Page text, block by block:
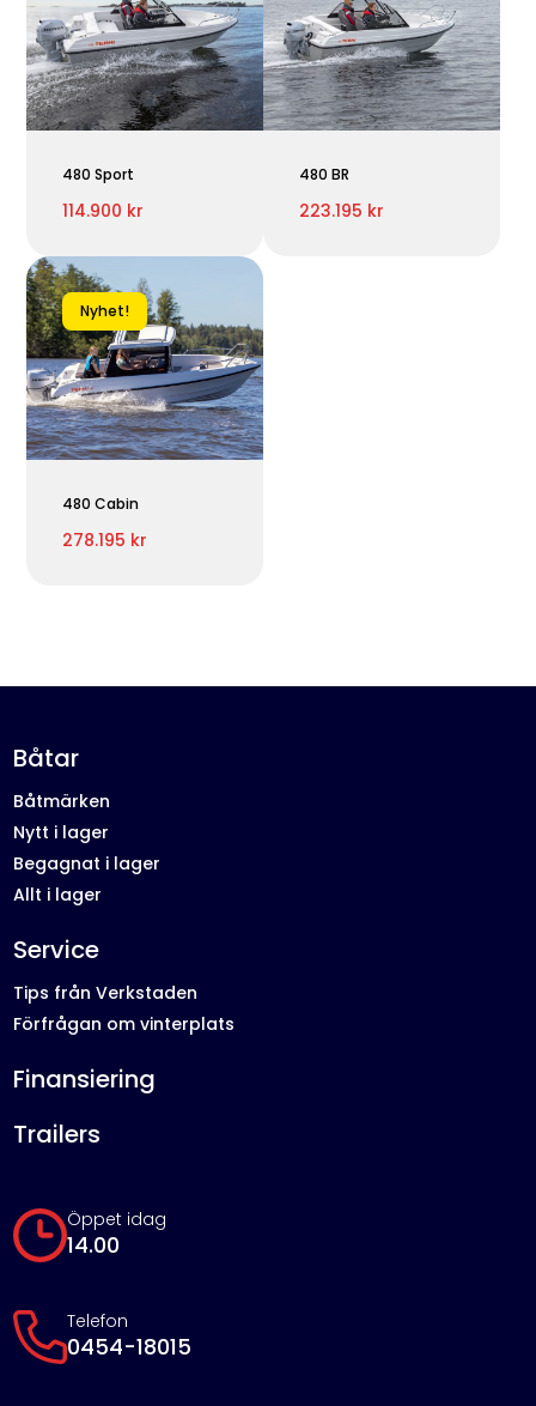
480 Sport
114.900 kr
480 BR
223.195 kr
Nyhet!
480 Cabin
278.195 kr
Öppet idag
14.00
Telefon
0454-18015
Båtar
Båtmärken
Nytt i lager
Begagnat i lager
Allt i lager
Service
Tips från Verkstaden
Förfrågan om vinterplats
Finansiering
Trailers